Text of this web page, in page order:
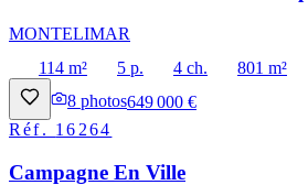
MONTELIMAR
114 m²
5 p. 4 ch.
801 m²
8 photos649 000 €
Réf. 16264
Campagne En Ville